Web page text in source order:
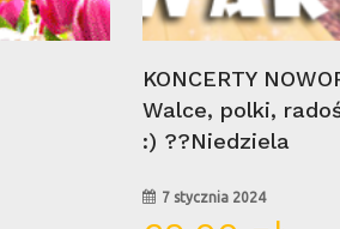
KONCERTY
Walce, polki,
:) ??Niedziela
7 stycznia 2024